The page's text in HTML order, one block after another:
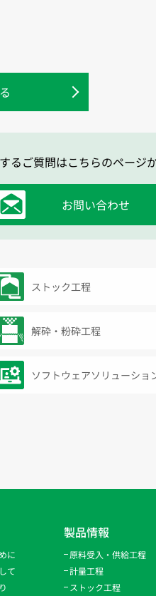
ご質問はこちらのページ
お問い合わせ
ストック工程
解砕・粉砕工程
ソフトウェアソリューショ
に
て
製品情報
原料受入・供給工程
計量工程
ストック工程